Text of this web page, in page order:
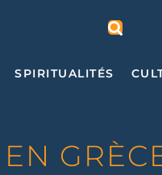
SPIRITUALITÉS